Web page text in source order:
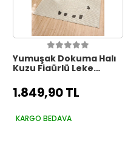
Yumuşak Dokuma Halı
Kuzu Figürlü Leke
Çocuk Odası Genç
Odası Halısı KUZU
1.849,90 TL
KARGO BEDAVA